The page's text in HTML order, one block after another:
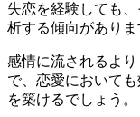
失恋を経験しても
析する傾向がありま
感情に流されるよ
で、恋愛において
を築けるでしょう。